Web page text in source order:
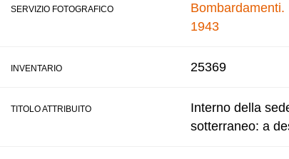
SERVIZIO FOTOGRAFICO
1943
INVENTARIO 25369
TITOLO ATTRIBUITO
Interno della
sotterraneo: a